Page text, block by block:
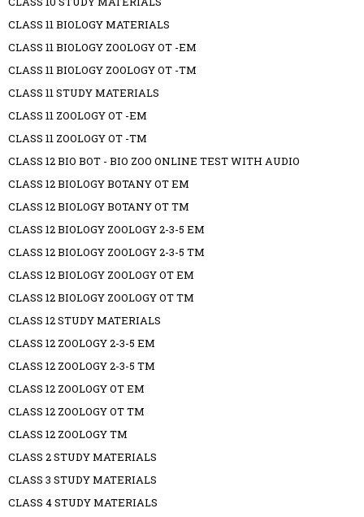
CLASS 11 BIOLOGY MATERIALS
CLASS 11 BIOLOGY ZOOLOGY OT -EM
CLASS 11 BIOLOGY ZOOLOGY OT -TM
CLASS 11 STUDY MATERIALS
CLASS 11 ZOOLOGY OT -EM
CLASS 11 ZOOLOGY OT -TM
CLASS 12 BIO BOT - BIO ZOO ONLINE TEST WITH AUDIO
CLASS 12 BIOLOGY BOTANY OT EM
CLASS 12 BIOLOGY BOTANY OT TM
CLASS 12 BIOLOGY ZOOLOGY 2-3-5 EM
CLASS 12 BIOLOGY ZOOLOGY 2-3-5 TM
CLASS 12 BIOLOGY ZOOLOGY OT EM
CLASS 12 BIOLOGY ZOOLOGY OT TM
CLASS 12 STUDY MATERIALS
CLASS 12 ZOOLOGY 2-3-5 EM
CLASS 12 ZOOLOGY 2-3-5 TM
CLASS 12 ZOOLOGY OT EM
CLASS 12 ZOOLOGY OT TM
CLASS 12 ZOOLOGY TM
CLASS 2 STUDY MATERIALS
CLASS 3 STUDY MATERIALS
CLASS 4 STUDY MATERIALS